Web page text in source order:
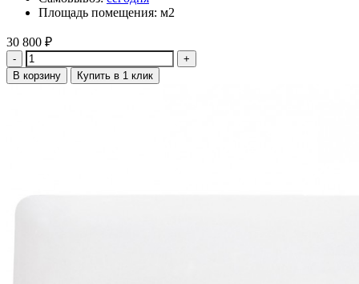
Площадь помещения: м2
30 800 ₽
Количество
В корзину Купить в 1 клик